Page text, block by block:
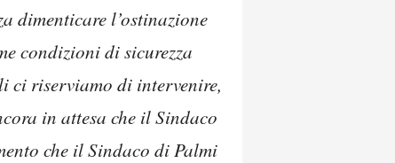
dimenticare l’ostinazione
condizioni di sicurezza
ci riserviamo di intervenire,
in attesa che il Sindaco
che il Sindaco di Palmi